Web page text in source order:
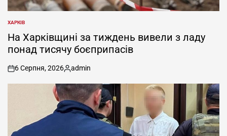
ОПУБЛІКУВАТИ
У
ХАРКІВ
На Харківщині за тиждень вивели з ладу
понад тисячу боєприпасів
on
6 Серпня, 2026
Опубліковано
admin